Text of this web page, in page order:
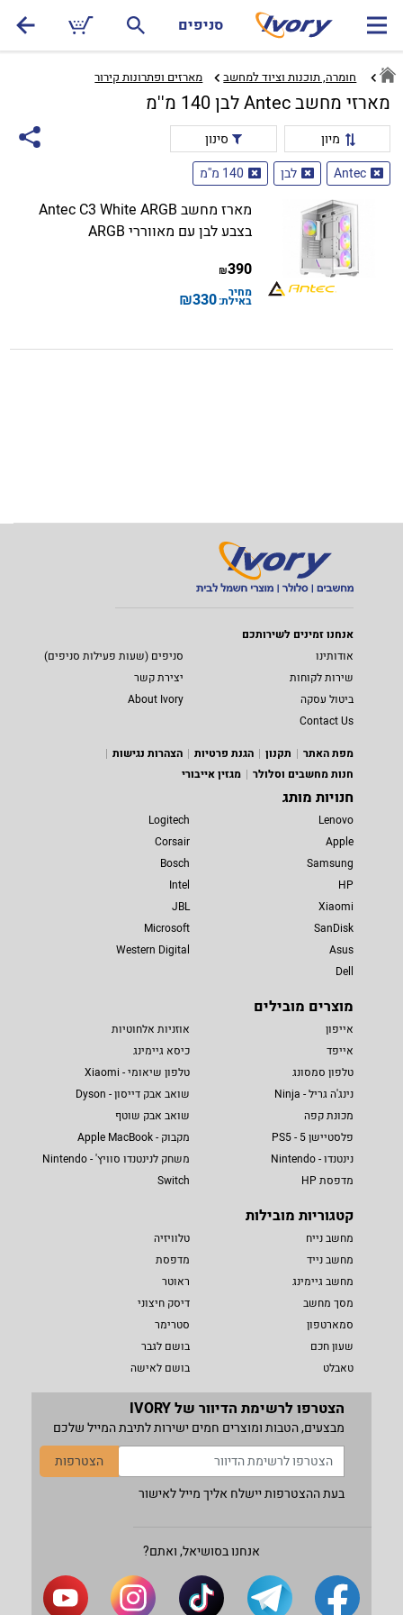
סניפים
חומרה, תוכנות וציוד למחשב מארזים ופתרונות קירור‏
מארזי מחשב Antec לבן 140 מ''מ
מיון
סינון
Antec
לבן 140 מ''מ
מארז מחשב Antec C3 White ARGB
בצבע לבן עם מאווררי ARGB
390
₪
מחיר
באילת:330
₪
אנחנו זמינים לשירותכם
אודותינו
סניפים (שעות פעילות סניפים)
שירות לקוחות
יצירת קשר
ביטול עסקה
About Ivory
Contact Us
מפת האתר
תקנון הגנת פרטיות
הצהרות נגישות
חנות מחשבים וסלולר
מגזין אייבורי
חנויות מותג
Lenovo
Apple
Samsung
HP
Xiaomi
SanDisk
Asus
Dell
Logitech
Corsair
Bosch
Intel
JBL
Microsoft
Western Digital
מוצרים מובילים
אייפון
אייפד
טלפון סמסונג
נינג'ה גריל - Ninja
מכונת קפה
פלסטיישן 5 - PS5
נינטנדו - Nintendo
מדפסת HP
אוזניות אלחוטיות
כיסא גיימינג
טלפון שיאומי - Xiaomi
שואב אבק דייסון - Dyson
שואב אבק שוטף
מקבוק - Apple MacBook
משחק לנינטנדו סוויץ' - Nintendo
Switch
קטגוריות מובילות
מחשב נייח
מחשב נייד
מחשב גיימינג
מסך מחשב
סמארטפון
שעון חכם
טאבלט
טלוויזיה
מדפסת
ראוטר
דיסק חיצוני
סטרימר
בושם לגבר
בושם לאישה
הצטרפו לרשימת הדיוור של IVORY
מבצעים, הטבות ומוצרים חמים ישירות לתיבת המייל שלכם
הצטרפות
בעת ההצטרפות יישלח אליך מייל לאישור
אנחנו בסושיאל, ואתם?